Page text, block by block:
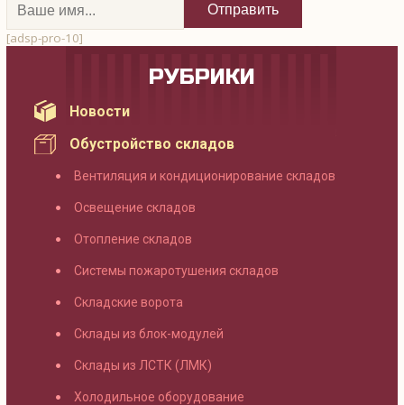
[adsp-pro-10]
РУБРИКИ
Новости
Обустройство складов
Вентиляция и кондиционирование складов
Освещение складов
Отопление складов
Системы пожаротушения складов
Складские ворота
Склады из блок-модулей
Склады из ЛСТК (ЛМК)
Холодильное оборудование